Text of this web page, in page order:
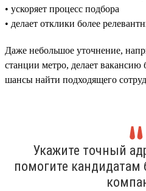
• ускоряет процесс подбора
• делает отклики более
Даже небольшое уточнение,
станции метро, делает
шансы найти подходящего
Укажите точный
помогите кандидатам